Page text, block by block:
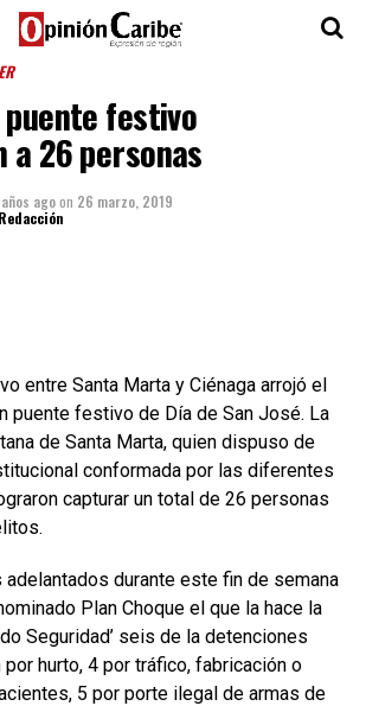
festivo
26 personas
agoon 26 marzo, 2019
entre Santa Marta y Ciénaga arrojó el
puente festivo de Día de San José. La
de Santa Marta, quien dispuso de
conformada por las diferentes
capturar un total de 26 personas
durante este fin de semana
Plan Choque el que la hace la
Seguridad’ seis de la detenciones
hurto, 4 por tráfico, fabricación o
5 por porte ilegal de armas de